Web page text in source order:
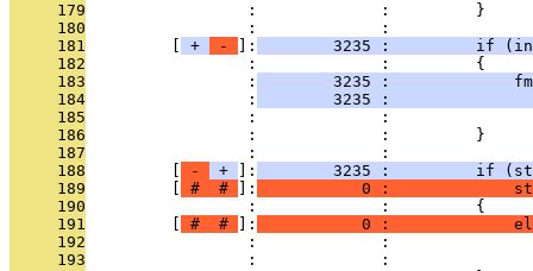
     179
                 :             :         }
     180
                 :             :
     181
+ - ]:
3235 :         if
     182
                 :             :         {
     183
                 :
3235 :
     184
                 :
3235 :
     185
:             :
     186
                 :             :         }
     187
                 :             :
     188
- + ]:
3235 :         if
     189
# # ]:
0 :
     190
                 :             :         {
     191
# # ]:
0 :
     192
:             :
     193
:             :